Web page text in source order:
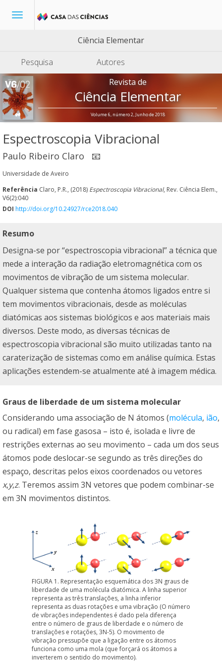
Toggle
Ciência Elementar
Pesquisa
Autores
Revista de
Ciência Elementar
Volume 6, número 2, Junho de 2018
Espectroscopia Vibracional
Paulo Ribeiro Claro 📧
Universidade de Aveiro
Referência Claro, P.R., (2018) Espectroscopia Vibracional, Rev. Ciência Elem.,
V6(2):040
DOI http://doi.org/10.24927/rce2018.040
Resumo
Designa-se por “espectroscopia vibracional” a técnica que
mede a interação da radiação eletromagnética com os
movimentos de vibração de um sistema molecular.
Qualquer sistema que contenha átomos ligados entre si
tem movimentos vibracionais, desde as moléculas
diatómicas aos sistemas biológicos e aos materiais mais
diversos. Deste modo, as diversas técnicas de
espectroscopia vibracional são muito utilizadas tanto na
caraterização de sistemas como em análise química. Estas
aplicações estendem-se atualmente até à imagem médica.
Graus de liberdade de um sistema molecular
Considerando uma associação de N átomos (molécula, ião,
ou radical) em fase gasosa – isto é, isolada e livre de
restrições externas ao seu movimento – cada um dos seus
átomos pode deslocar-se segundo as três direções do
espaço, descritas pelos eixos coordenados ou vetores
x,y,z. Teremos assim 3N vetores que podem combinar-se
em 3N movimentos distintos.
FIGURA 1. Representação esquemática dos 3N graus de
liberdade de uma molécula diatómica. A linha superior
representa as três translações, a linha inferior
representa as duas rotações e uma vibração (O número
de vibrações independentes é dado pela diferença
entre o número de graus de liberdade e o número de
translações e rotações, 3N-5). O movimento de
vibração pressupõe que a ligação entre os átomos
funciona como uma mola (que forçará os átomos a
inverterem o sentido do movimento).